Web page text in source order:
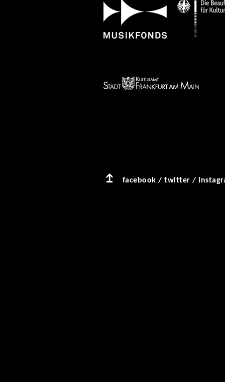
facebook /twitter /